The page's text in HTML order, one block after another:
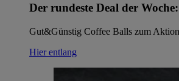
Der rundeste Deal der Woche:
Gut&Günstig Coffee Balls zum
Hier entlang